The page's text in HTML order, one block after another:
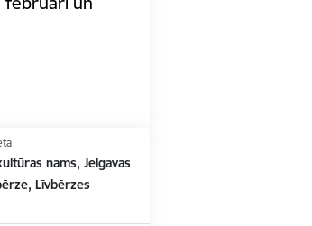
nams, Jelgavas
Līvbērzes